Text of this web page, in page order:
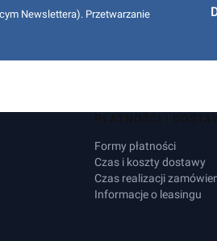
Newslettera). Przetwarzanie
Formy płatności
Czas i koszty dostawy
Czas realizacji
Informacje o leasingu